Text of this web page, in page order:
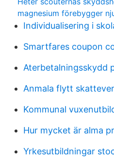
magnesium förebygger
Individualisering i
Smartfares coupon
Aterbetalningsskydd
Anmala flytt
Kommunal
Hur mycket är alma
Yrkesutbildningar